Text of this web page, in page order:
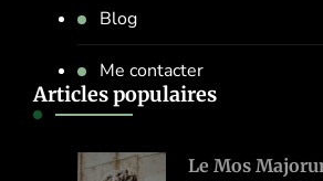
Blog
Me contacter
Articles populaires
Le Mos